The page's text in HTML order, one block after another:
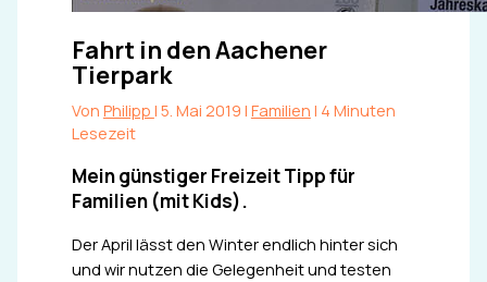
Fahrt in den Aachener
Tierpark
Von Philipp | 5. Mai 2019 | Familien | 4 Minuten
Lesezeit
Mein günstiger Freizeit Tipp für
Familien (mit Kids).
Der April lässt den Winter endlich hinter sich
und wir nutzen die Gelegenheit und testen